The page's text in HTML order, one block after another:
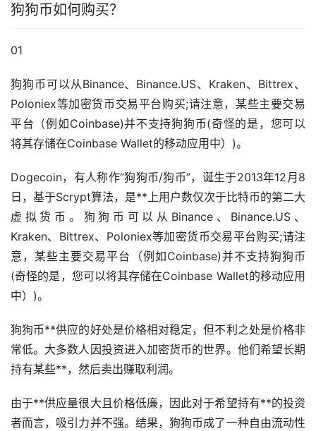
狗狗币如何购买？
01
狗狗币可以从Binance、Binance.US、Kraken、Bittrex、
Poloniex等加密货币交易平台购买;请注意，某些主要交易
平台（例如Coinbase)并不支持狗狗币(奇怪的是，您可以
将其存储在Coinbase Wallet的移动应用中）)。
Dogecoin，有人称作“狗狗币/狗币”，诞生于2013年12月8
日，基于Scrypt算法，是**上用户数仅次于比特币的第二大
虚拟货币 。狗狗币可以从Binance、Binance.US、
Kraken、Bittrex、Poloniex等加密货币交易平台购买;请注
意，某些主要交易平台（例如Coinbase)并不支持狗狗币
(奇怪的是，您可以将其存储在Coinbase Wallet的移动应用
中）)。
狗狗币**供应的好处是价格相对稳定，但不利之处是价格非
常低。大多数人因投资进入加密货币的世界。他们希望长期
持有某些**，然后卖出赚取利润。
由于**供应量很大且价格低廉，因此对于希望持有**的投资
者而言，吸引力并不强。结果，狗狗币成了一种自由流动性